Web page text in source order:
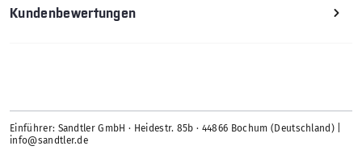
Kundenbewertungen
Einführer: Sandtler GmbH · Heidestr. 85b · 44866 Bochum (Deutschland) |
info@sandtler.de